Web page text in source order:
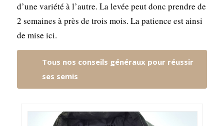
d’une variété à l’autre. La levée peut donc prendre de
2 semaines à près de trois mois. La patience est ainsi
de mise ici.
Tous nos conseils généraux pour réussir
ses semis